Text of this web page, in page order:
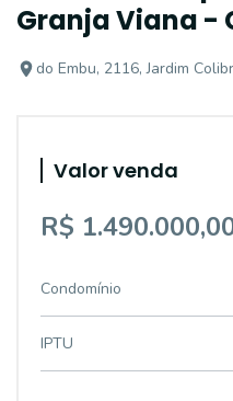
Granja Viana -
do Embu, 2116, Jardim
Valor venda
R$
Condomínio
IPTU